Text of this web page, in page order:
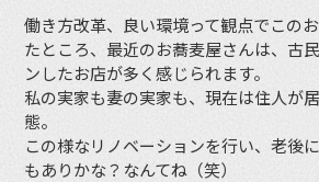
働き方改革、良い環境って観点でこの
たところ、最近のお蕎麦屋さんは、古
ンしたお店が多く感じられます。
私の実家も妻の実家も、現在は住人が
態。
この様なリノベーションを行い、老後
もありかな？なんてね（笑）